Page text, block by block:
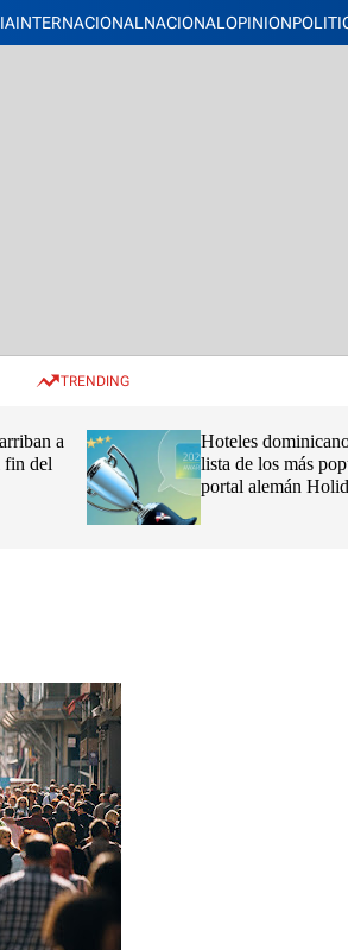
INTERNACIONAL NACIONAL OPINION
TRENDING
a
fin del
Hoteles
lista de los más
portal alemán